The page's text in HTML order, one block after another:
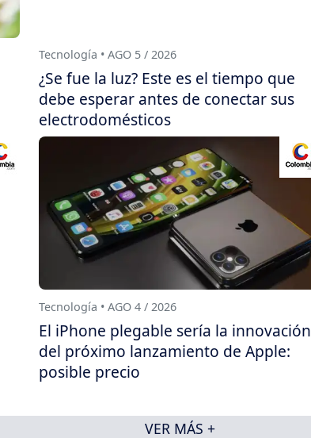
Tecnología • AGO 5 / 2026
¿Se fue la luz? Este es el tiempo que
debe esperar antes de conectar sus
electrodomésticos
Tecnología • AGO 4 / 2026
El iPhone plegable sería la innovación
del próximo lanzamiento de Apple:
posible precio
VER MÁS +